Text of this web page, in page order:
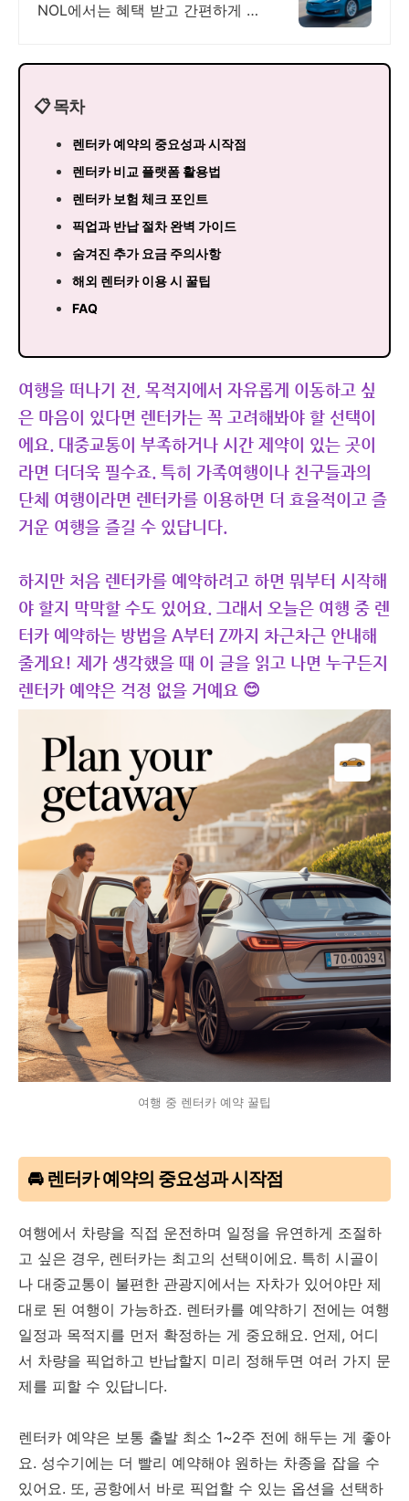
NOL에서는 혜택 받고 간편하게 예
📋 목차
렌터카 예약의 중요성과 시작점
렌터카 비교 플랫폼 활용법
렌터카 보험 체크 포인트
픽업과 반납 절차 완벽 가이드
숨겨진 추가 요금 주의사항
해외 렌터카 이용 시 꿀팁
FAQ
여행을 떠나기 전, 목적지에서 자유롭게 이동하고 싶
은 마음이 있다면 렌터카는 꼭 고려해봐야 할 선택이
에요. 대중교통이 부족하거나 시간 제약이 있는 곳이
라면 더더욱 필수죠. 특히 가족여행이나 친구들과의
단체 여행이라면 렌터카를 이용하면 더 효율적이고 즐
거운 여행을 즐길 수 있답니다.
하지만 처음 렌터카를 예약하려고 하면 뭐부터 시작해
야 할지 막막할 수도 있어요. 그래서 오늘은 여행 중 렌
터카 예약하는 방법을 A부터 Z까지 차근차근 안내해
줄게요! 제가 생각했을 때 이 글을 읽고 나면 누구든지
렌터카 예약은 걱정 없을 거예요 😊
여행 중 렌터카 예약 꿀팁
🚘 렌터카 예약의 중요성과 시작점
여행에서 차량을 직접 운전하며 일정을 유연하게 조절하
고 싶은 경우, 렌터카는 최고의 선택이에요. 특히 시골이
나 대중교통이 불편한 관광지에서는 자차가 있어야만 제
대로 된 여행이 가능하죠. 렌터카를 예약하기 전에는 여행
일정과 목적지를 먼저 확정하는 게 중요해요. 언제, 어디
서 차량을 픽업하고 반납할지 미리 정해두면 여러 가지 문
제를 피할 수 있답니다.
렌터카 예약은 보통 출발 최소 1~2주 전에 해두는 게 좋아
요. 성수기에는 더 빨리 예약해야 원하는 차종을 잡을 수
있어요. 또, 공항에서 바로 픽업할 수 있는 옵션을 선택하